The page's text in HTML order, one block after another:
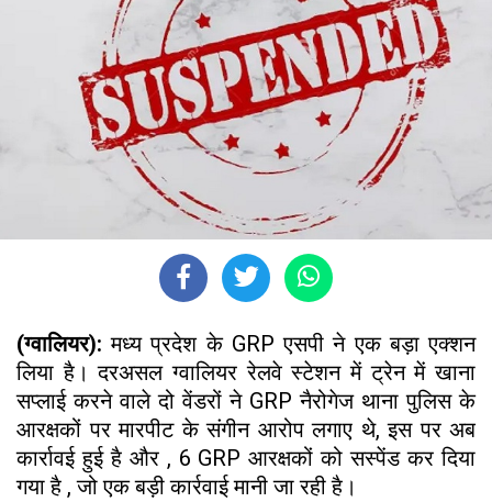
(ग्वालियर): मध्य प्रदेश के GRP एसपी ने एक बड़ा एक्शन
लिया है। दरअसल ग्वालियर रेलवे स्टेशन में ट्रेन में खाना
सप्लाई करने वाले दो वेंडरों ने GRP नैरोगेज थाना पुलिस के
आरक्षकों पर मारपीट के संगीन आरोप लगाए थे, इस पर अब
कार्रावई हुई है और , 6 GRP आरक्षकों को सस्पेंड कर दिया
गया है , जो एक बड़ी कार्रवाई मानी जा रही है।